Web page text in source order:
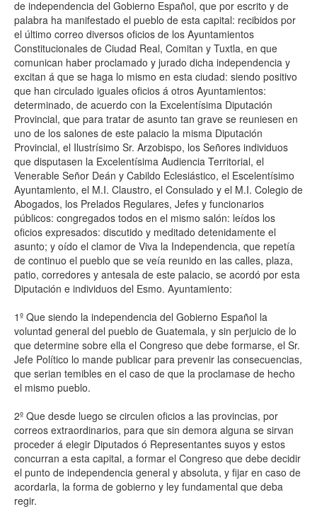
de independencia del Gobierno Español, que por escrito y de
palabra ha manifestado el pueblo de esta capital: recibidos por
el último correo diversos oficios de los Ayuntamientos
Constitucionales de Ciudad Real, Comitan y Tuxtla, en que
comunican haber proclamado y jurado dicha independencia y
excitan á que se haga lo mismo en esta ciudad: siendo positivo
que han circulado iguales oficios á otros Ayuntamientos:
determinado, de acuerdo con la Excelentísima Diputación
Provincial, que para tratar de asunto tan grave se reuniesen en
uno de los salones de este palacio la misma Diputación
Provincial, el Ilustrísimo Sr. Arzobispo, los Señores individuos
que disputasen la Excelentísima Audiencia Territorial, el
Venerable Señor Deán y Cabildo Eclesiástico, el Escelentísimo
Ayuntamiento, el M.I. Claustro, el Consulado y el M.I. Colegio de
Abogados, los Prelados Regulares, Jefes y funcionarios
públicos: congregados todos en el mismo salón: leídos los
oficios expresados: discutido y meditado detenidamente el
asunto; y oído el clamor de Viva la Independencia, que repetía
de continuo el pueblo que se veía reunido en las calles, plaza,
patio, corredores y antesala de este palacio, se acordó por esta
Diputación e individuos del Esmo. Ayuntamiento:
1º Que siendo la independencia del Gobierno Español la
voluntad general del pueblo de Guatemala, y sin perjuicio de lo
que determine sobre ella el Congreso que debe formarse, el Sr.
Jefe Político lo mande publicar para prevenir las consecuencias,
que serian temibles en el caso de que la proclamase de hecho
el mismo pueblo.
2º Que desde luego se circulen oficios a las provincias, por
correos extraordinarios, para que sin demora alguna se sirvan
proceder á elegir Diputados ó Representantes suyos y estos
concurran a esta capital, a formar el Congreso que debe decidir
el punto de independencia general y absoluta, y fijar en caso de
acordarla, la forma de gobierno y ley fundamental que deba
regir.